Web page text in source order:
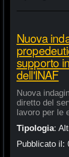
Nuova
supporto
dell'INAF
Nuova
diretto del
lavoro per le
Tipologia:
Pubblicato il: